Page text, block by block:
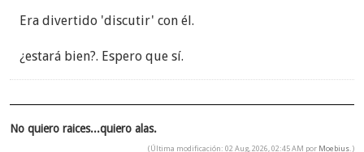
Era divertido 'discutir' con él.
¿estará bien?. Espero que sí.
No quiero raices...quiero alas.
(Última modificación: 02 Aug, 2026, 02:45 AM por Moebius.)